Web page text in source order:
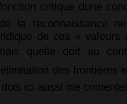
critique dune
la reconnaissance
de ces « valeurs
quelle doit au
des frontières
ici aussi me